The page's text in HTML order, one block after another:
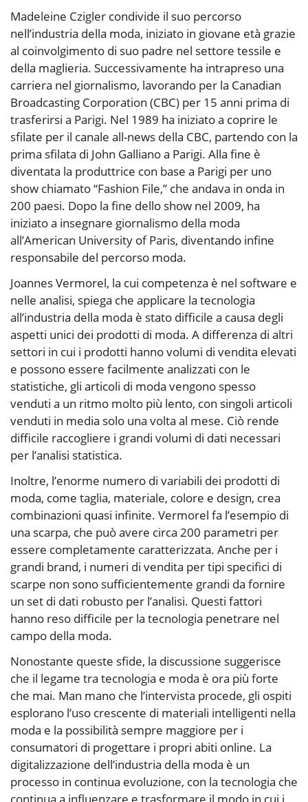
Madeleine Czigler condivide il suo percorso
nell’industria della moda, iniziato in giovane età grazie
al coinvolgimento di suo padre nel settore tessile e
della maglieria. Successivamente ha intrapreso una
carriera nel giornalismo, lavorando per la Canadian
Broadcasting Corporation (CBC) per 15 anni prima di
trasferirsi a Parigi. Nel 1989 ha iniziato a coprire le
sfilate per il canale all-news della CBC, partendo con la
prima sfilata di John Galliano a Parigi. Alla fine è
diventata la produttrice con base a Parigi per uno
show chiamato “Fashion File,” che andava in onda in
200 paesi. Dopo la fine dello show nel 2009, ha
iniziato a insegnare giornalismo della moda
all’American University of Paris, diventando infine
responsabile del percorso moda.
Joannes Vermorel, la cui competenza è nel software e
nelle analisi, spiega che applicare la tecnologia
all’industria della moda è stato difficile a causa degli
aspetti unici dei prodotti di moda. A differenza di altri
settori in cui i prodotti hanno volumi di vendita elevati
e possono essere facilmente analizzati con le
statistiche, gli articoli di moda vengono spesso
venduti a un ritmo molto più lento, con singoli articoli
venduti in media solo una volta al mese. Ciò rende
difficile raccogliere i grandi volumi di dati necessari
per l’analisi statistica.
Inoltre, l’enorme numero di variabili dei prodotti di
moda, come taglia, materiale, colore e design, crea
combinazioni quasi infinite. Vermorel fa l’esempio di
una scarpa, che può avere circa 200 parametri per
essere completamente caratterizzata. Anche per i
grandi brand, i numeri di vendita per tipi specifici di
scarpe non sono sufficientemente grandi da fornire
un set di dati robusto per l’analisi. Questi fattori
hanno reso difficile per la tecnologia penetrare nel
campo della moda.
Nonostante queste sfide, la discussione suggerisce
che il legame tra tecnologia e moda è ora più forte
che mai. Man mano che l’intervista procede, gli ospiti
esplorano l’uso crescente di materiali intelligenti nella
moda e la possibilità sempre maggiore per i
consumatori di progettare i propri abiti online. La
digitalizzazione dell’industria della moda è un
processo in continua evoluzione, con la tecnologia che